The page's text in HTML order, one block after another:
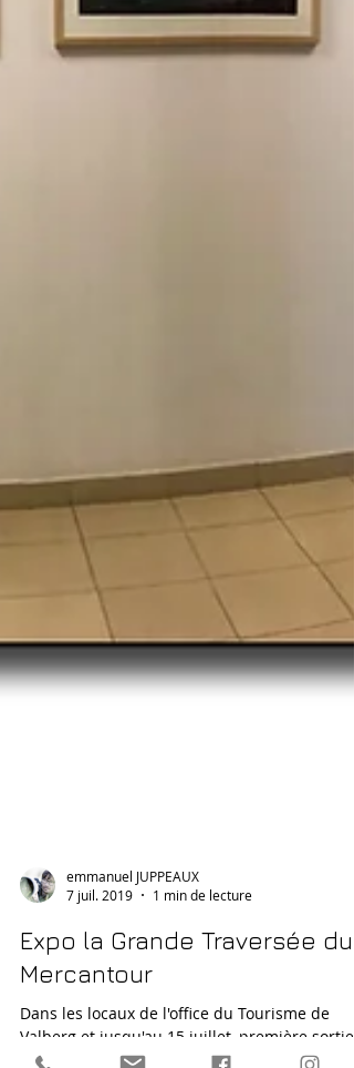
emmanuel JUPPEAUX
7 juil. 2019
1 min de lecture
Mercantour